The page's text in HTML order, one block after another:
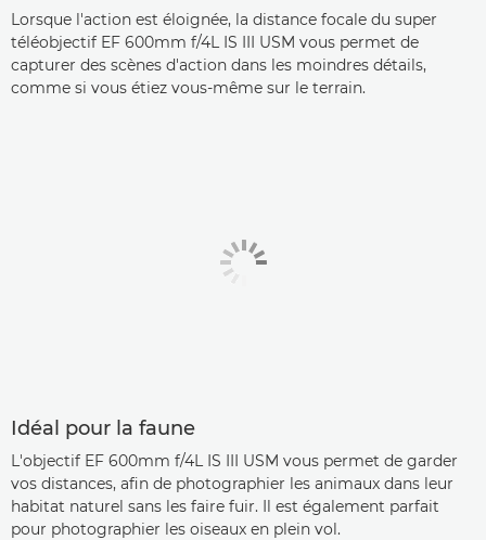
Lorsque l'action est éloignée, la distance focale du super
téléobjectif EF 600mm f/4L IS III USM vous permet de
capturer des scènes d'action dans les moindres détails,
comme si vous étiez vous-même sur le terrain.
Idéal pour la faune
L'objectif EF 600mm f/4L IS III USM vous permet de garder
vos distances, afin de photographier les animaux dans leur
habitat naturel sans les faire fuir. Il est également parfait
pour photographier les oiseaux en plein vol.